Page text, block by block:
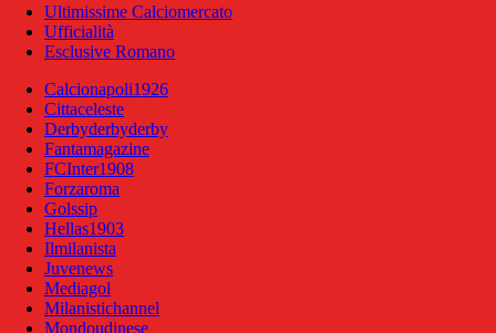
Ultimissime Calciomercato
Ufficialità
Esclusive Romano
Calcionapoli1926
Cittaceleste
Derbyderbyderby
Fantamagazine
FCInter1908
Forzaroma
Golssip
Hellas1903
Ilmilanista
Juvenews
Mediagol
Milanistichannel
Mondoudinese